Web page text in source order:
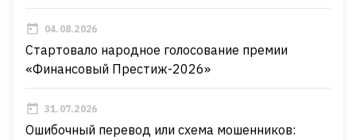
04.08.2026
Стартовало народное голосование премии
«Финансовый Престиж-2026»
31.07.2026
Ошибочный перевод или схема мошенников: